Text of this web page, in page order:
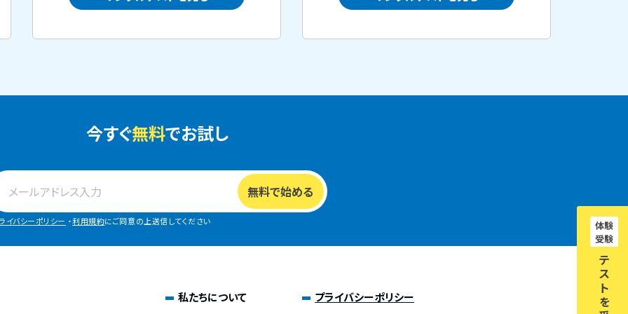
体験
受験
テ
ス
ト
を
今すぐ無料でお試し
イバシーポリシー ・利用規約にご同意の上送信してください
私たちについて プライバシーポリシー